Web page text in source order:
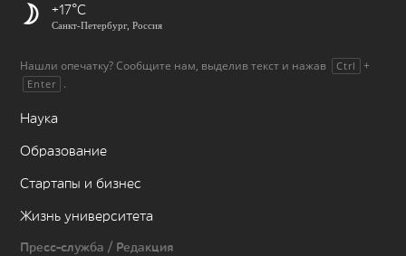
+17
Санкт-Петербург, Россия
Нашли опечатку? Сообщите нам, выделив текст и нажав Ctrl +
Enter .
Наука
Образование
Стартапы и бизнес
Жизнь университета
Пресс-служба / Редакция